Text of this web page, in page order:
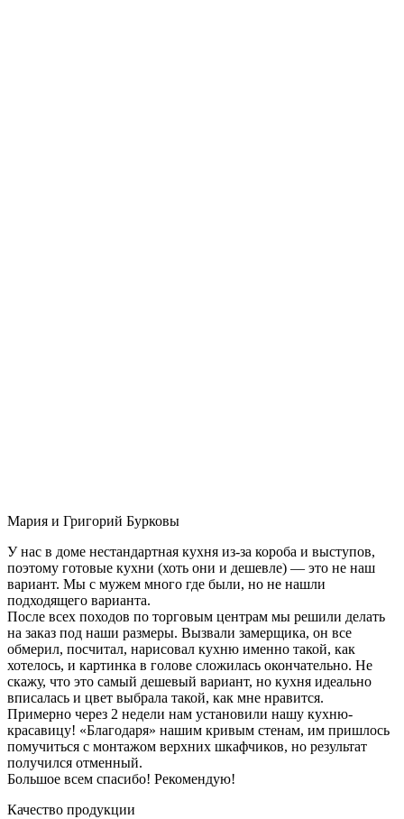
Мария и Григорий Бурковы
У нас в доме нестандартная кухня из-за короба и выступов,
поэтому готовые кухни (хоть они и дешевле) — это не наш
вариант. Мы с мужем много где были, но не нашли
подходящего варианта.
После всех походов по торговым центрам мы решили делать
на заказ под наши размеры. Вызвали замерщика, он все
обмерил, посчитал, нарисовал кухню именно такой, как
хотелось, и картинка в голове сложилась окончательно. Не
скажу, что это самый дешевый вариант, но кухня идеально
вписалась и цвет выбрала такой, как мне нравится.
Примерно через 2 недели нам установили нашу кухню-
красавицу! «Благодаря» нашим кривым стенам, им пришлось
помучиться с монтажом верхних шкафчиков, но результат
получился отменный.
Большое всем спасибо! Рекомендую!
Качество продукции